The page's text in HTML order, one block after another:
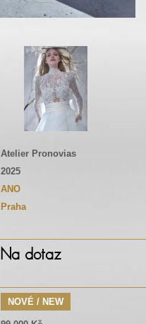
Atelier Pronovias
2025
ANO
Praha
Na dotaz
NOVÉ / NEW